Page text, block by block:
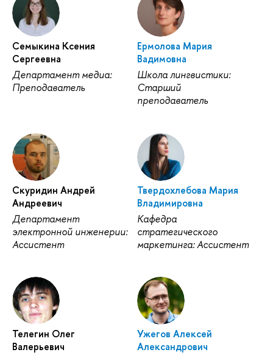
Семыкина Ксения
Сергеевна
Департамент медиа:
Преподаватель
Ермолова Мария
Вадимовна
Школа лингвистики:
Старший
преподаватель
Скуридин Андрей
Андреевич
Департамент
электронной инженерии:
Ассистент
Твердохлебова Мария
Владимировна
Кафедра
стратегического
маркетинга: Ассистент
Телегин Олег
Валерьевич
Ужегов Алексей
Александрович